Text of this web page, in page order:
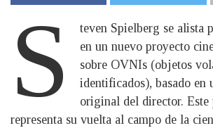
S
teven Spielberg se alista
en un nuevo proyecto
sobre OVNIs (objetos
identificados), basado en
original del director. Este
representa su vuelta al campo de la